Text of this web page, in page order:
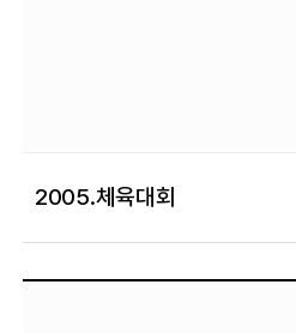
2005.체육대회